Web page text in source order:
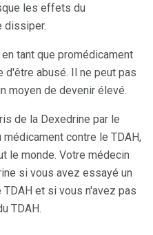
les effets du
dissiper.
tant que promédicament
abusé. Il ne peut pas
moyen de devenir élevé.
de la Dexedrine par le
contre le TDAH,
le monde. Votre médecin
si vous avez essayé un
et si vous n'avez pas
TDAH.